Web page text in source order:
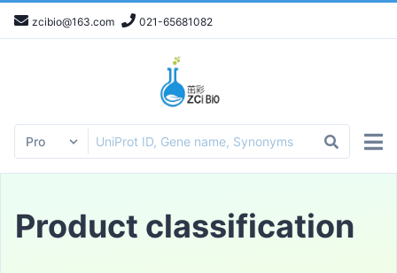
zcibio@163.com 021-65681082
Product classification